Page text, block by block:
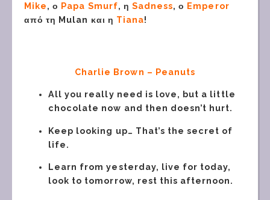
Mike, ο Papa Smurf, η Sadness, ο Emperor
από τη Mulan και η Tiana!
Charlie Brown – Peanuts
All you really need is love, but a little
chocolate now and then doesn’t hurt.
Keep looking up… That’s the secret of
life.
Learn from yesterday, live for today,
look to tomorrow, rest this afternoon.